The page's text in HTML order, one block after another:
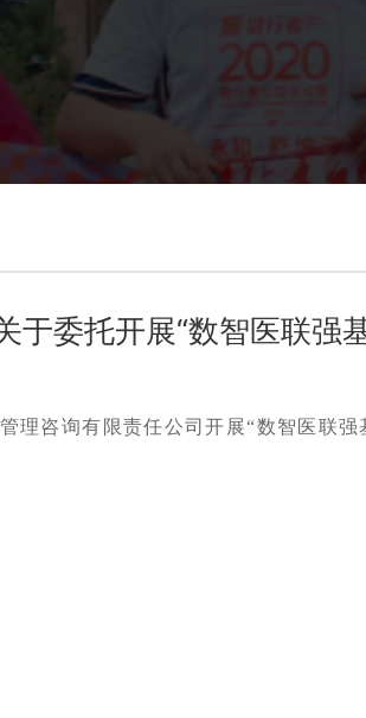
于委托开展“数智医联强
理咨询有限责任公司开展“数智医联